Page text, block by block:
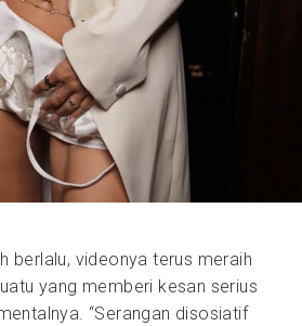
berlalu, videonya terus meraih
yang memberi kesan serius
“Serangan disosiatif